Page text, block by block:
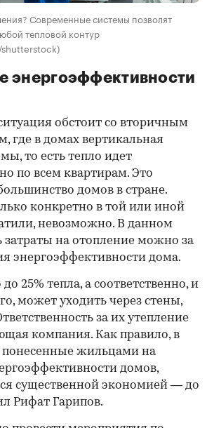
Современные системы позволят
тепловой контур
shutterstock)
энергоэффективности
обстоит со вторичным
в домах вертикальная
то есть тепло идет
по всем квартирам. Это
домов в стране.
конкретно в той или иной
невозможно. В данном
затраты на отопление можно за
энергоэффективности дома.
до 25% тепла, а соответственно, и
может уходить через стены,
за их утепление
компания. Как правило, в
понесенные жильцами на
домов,
существенной экономией — до
Рифат Гарипов.